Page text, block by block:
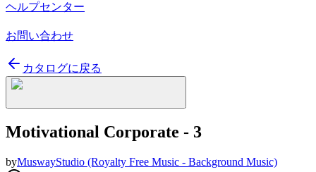
ヘルプセンター
お問い合わせ
カタログに戻る
Motivational Corporate - 3
byMuswayStudio (Royalty Free Music - Background Music)